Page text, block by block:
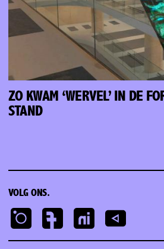
ZO KWAM ‘WERVEL’ IN DE
STAND
VOLG ONS.